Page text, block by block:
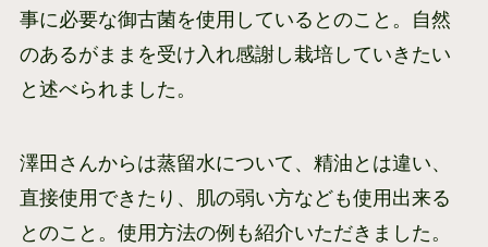
事に必要な御古菌を使用しているとのこと。自然
のあるがままを受け入れ感謝し栽培していきたい
と述べられました。
澤田さんからは蒸留水について、精油とは違い、
直接使用できたり、肌の弱い方なども使用出来る
とのこと。使用方法の例も紹介いただきました。